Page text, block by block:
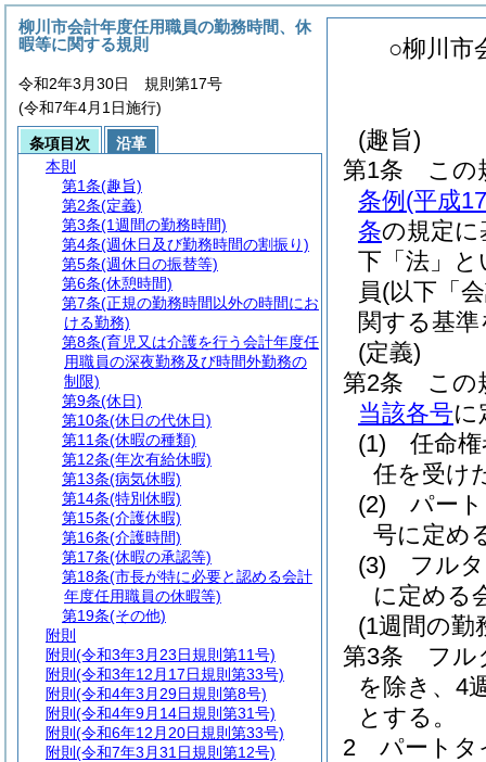
○柳川市
(趣旨)
第1条
この
条例 (平成
条の規定に
下「法」と
員(以下「
関する基
(定義)
第2条
この
当該各号に
(1)
任命
任を受け
(2)
パー
号に定め
(3)
フル
に定める
(1週間の勤
第3条
フル
を除き、4
とする。
2
パートタ
柳川市会計年度任用職員の勤務時間、休
暇等に関する規則
令和2年3月30日 規則第17号
(令和7年4月1日施行)
条項目次
沿革
本則
第1条(趣旨)
第2条(定義)
第3条(1週間の勤務時間)
第4条(週休日及び勤務時間の割振り)
第5条(週休日の振替等)
第6条(休憩時間)
第7条(正規の勤務時間以外の時間にお
ける勤務)
第8条(育児又は介護を行う会計年度任
用職員の深夜勤務及び時間外勤務の
制限)
第9条(休日)
第10条(休日の代休日)
第11条(休暇の種類)
第12条(年次有給休暇)
第13条(病気休暇)
第14条(特別休暇)
第15条(介護休暇)
第16条(介護時間)
第17条(休暇の承認等)
第18条(市長が特に必要と認める会計
年度任用職員の休暇等)
第19条(その他)
附則
附則 (令和3年3月23日規則第11号)
附則 (令和3年12月17日規則第33号)
附則 (令和4年3月29日規則第8号)
附則 (令和4年9月14日規則第31号)
附則 (令和6年12月20日規則第33号)
附則 (令和7年3月31日規則第12号)